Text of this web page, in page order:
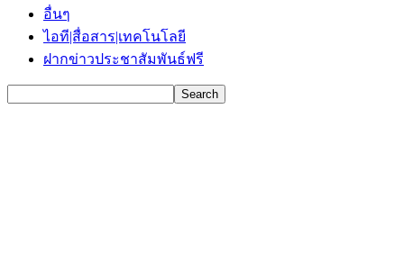
อื่นๆ
ไอที|สื่อสาร|เทคโนโลยี
ฝากข่าวประชาสัมพันธ์ฟรี